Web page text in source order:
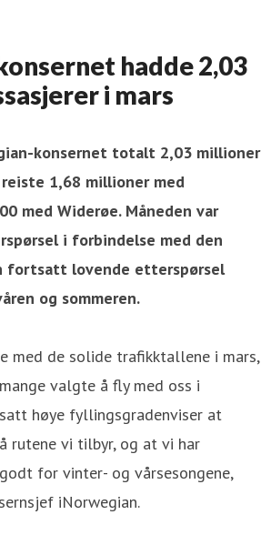
hadde 2,03
i mars
konsernet totalt 2,03 millioner
reiste 1,68 millioner med
med Widerøe. Måneden var
i forbindelse med den
fortsatt lovende etterspørsel
og sommeren.
med de solide trafikktallene i mars,
valgte å fly med oss i
høye fyllingsgradenviser at
rutene vi tilbyr, og at vi har
for vinter- og vårsesongene,
iNorwegian.